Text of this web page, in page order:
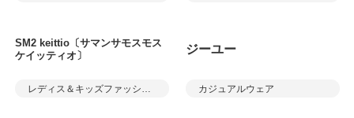
SM2 keittio〔サマンサモスモス
ケイッティオ〕
ジーユー
カジュアルウェア